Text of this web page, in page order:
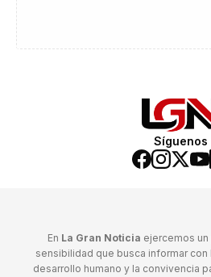
Síguenos
En La Gran Noticia ejercemos
sensibilidad que busca informar con
desarrollo humano y la convivencia